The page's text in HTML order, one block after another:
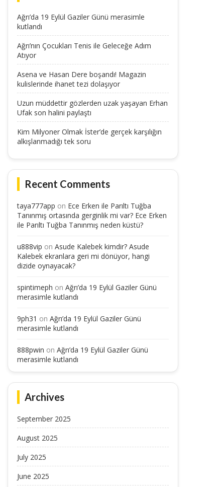
Ağrı’da 19 Eylül Gaziler Günü merasimle
kutlandı
Ağrı’nın Çocukları Tenis ile Geleceğe Adım
Atıyor
Asena ve Hasan Dere boşandı! Magazin
kulislerinde ihanet tezi dolaşıyor
Uzun müddettir gözlerden uzak yaşayan Erhan
Ufak son halini paylaştı
Kim Milyoner Olmak İster’de gerçek karşılığın
alkışlanmadığı tek soru
Recent Comments
taya777app on Ece Erken ile Parıltı Tuğba
Tanınmış ortasında gerginlik mi var? Ece Erken
ile Parıltı Tuğba Tanınmış neden küstü?
u888vip on Asude Kalebek kimdir? Asude
Kalebek ekranlara geri mi dönüyor, hangi
dizide oynayacak?
spintimeph on Ağrı’da 19 Eylül Gaziler Günü
merasimle kutlandı
9ph31 on Ağrı’da 19 Eylül Gaziler Günü
merasimle kutlandı
888pwin on Ağrı’da 19 Eylül Gaziler Günü
merasimle kutlandı
Archives
September 2025
August 2025
July 2025
June 2025